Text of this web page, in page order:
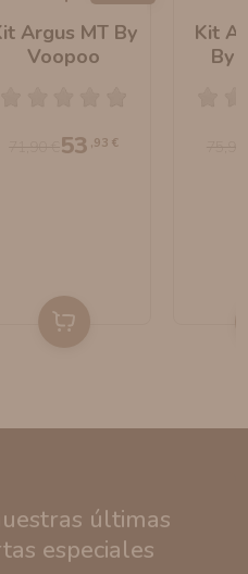
Argus MT By
Voopoo
53 ,93 €
Kit
By
últimas
especiales